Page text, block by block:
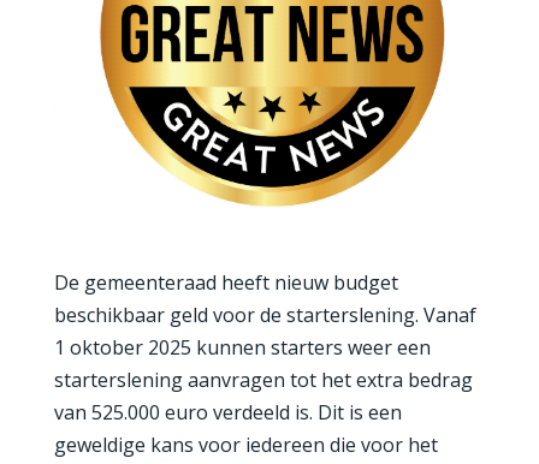
De gemeenteraad heeft nieuw budget
beschikbaar geld voor de starterslening. Vanaf
1 oktober 2025 kunnen starters weer een
starterslening aanvragen tot het extra bedrag
van 525.000 euro verdeeld is. Dit is een
geweldige kans voor iedereen die voor het